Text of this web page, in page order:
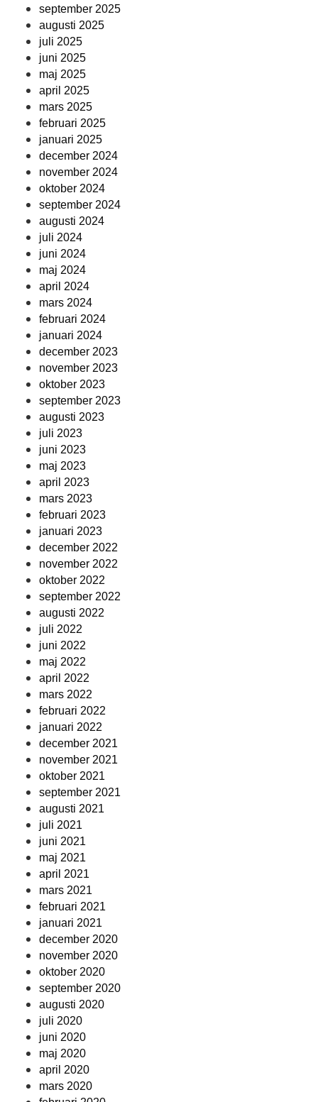
september 2025
augusti 2025
juli 2025
juni 2025
maj 2025
april 2025
mars 2025
februari 2025
januari 2025
december 2024
november 2024
oktober 2024
september 2024
augusti 2024
juli 2024
juni 2024
maj 2024
april 2024
mars 2024
februari 2024
januari 2024
december 2023
november 2023
oktober 2023
september 2023
augusti 2023
juli 2023
juni 2023
maj 2023
april 2023
mars 2023
februari 2023
januari 2023
december 2022
november 2022
oktober 2022
september 2022
augusti 2022
juli 2022
juni 2022
maj 2022
april 2022
mars 2022
februari 2022
januari 2022
december 2021
november 2021
oktober 2021
september 2021
augusti 2021
juli 2021
juni 2021
maj 2021
april 2021
mars 2021
februari 2021
januari 2021
december 2020
november 2020
oktober 2020
september 2020
augusti 2020
juli 2020
juni 2020
maj 2020
april 2020
mars 2020